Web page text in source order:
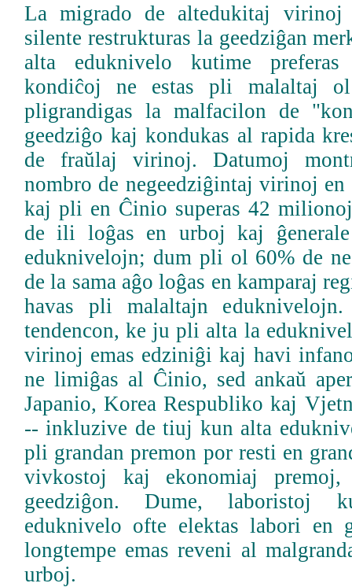
La migrado de altedukitaj
silente restrukturas la geedziĝan
alta eduknivelo kutime preferas
kondiĉoj ne estas pli malaltaj
pligrandigas la malfacilon de
geedziĝo kaj kondukas al rapida
de fraŭlaj virinoj. Datumoj
nombro de negeedziĝintaj virinoj
kaj pli en Ĉinio superas 42
de ili loĝas en urboj kaj
eduknivelojn; dum pli ol 60% de
de la sama aĝo loĝas en kamparaj
havas pli malaltajn
tendencon, ke ju pli alta la
virinoj emas edziniĝi kaj havi
ne limiĝas al Ĉinio, sed ankaŭ
Japanio, Korea Respubliko kaj
-- inkluzive de tiuj kun alta
pli grandan premon por resti en
vivkostoj kaj ekonomiaj
geedziĝon. Dume, laboristoj
eduknivelo ofte elektas labori en
longtempe emas reveni al
urboj.